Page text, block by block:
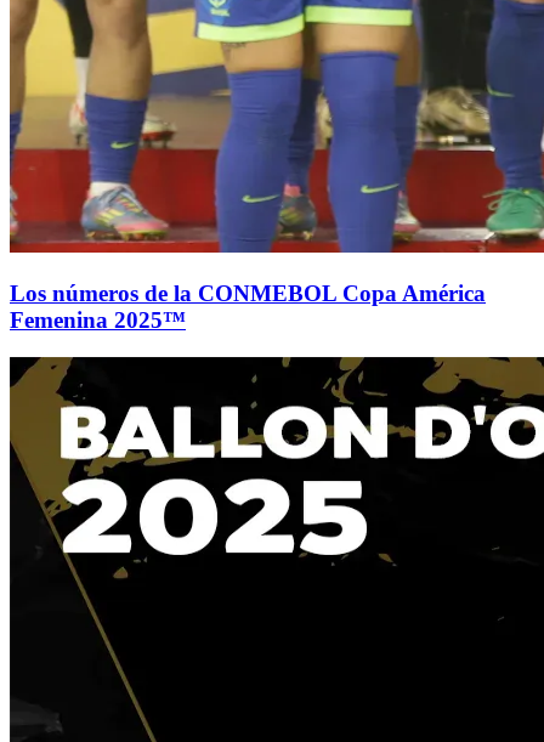
Los números de la CONMEBOL Copa América
Femenina 2025™